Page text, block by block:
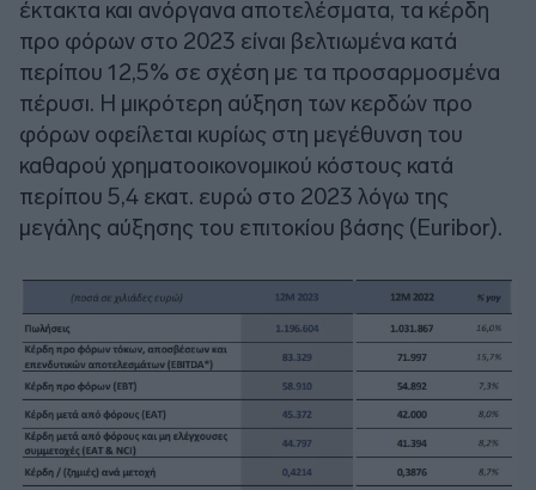
έκτακτα και ανόργανα αποτελέσματα, τα κέρδη
προ φόρων στο 2023 είναι βελτιωμένα κατά
περίπου 12,5% σε σχέση με τα προσαρμοσμένα
πέρυσι. Η μικρότερη αύξηση των κερδών προ
φόρων οφείλεται κυρίως στη μεγέθυνση του
καθαρού χρηματοοικονομικού κόστους κατά
περίπου 5,4 εκατ. ευρώ στο 2023 λόγω της
μεγάλης αύξησης του επιτοκίου βάσης (Euribor).